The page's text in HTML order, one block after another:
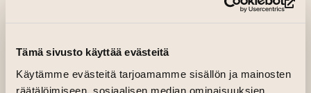
Tämä sivusto käyttää evästeitä
Käytämme evästeitä tarjoamamme sisällön ja mainosten
räätälöimiseen, sosiaalisen median ominaisuuksien
FAC – FRESHCODE
ART CONNECTION
2023